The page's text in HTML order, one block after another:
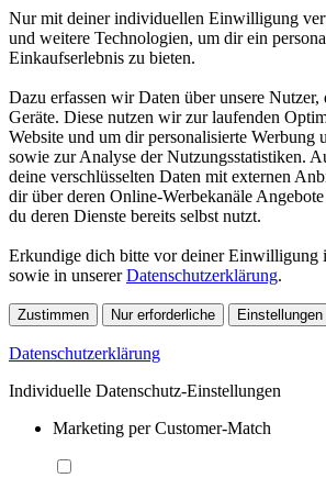
Nur mit deiner individuellen Einwilligung
und weitere Technologien, um dir ein
Einkaufserlebnis zu bieten.
Dazu erfassen wir Daten über unsere Nutzer,
Geräte. Diese nutzen wir zur laufenden
Website und um dir personalisierte Werbung
sowie zur Analyse der Nutzungsstatistiken.
deine verschlüsselten Daten mit externen
dir über deren Online-Werbekanäle
du deren Dienste bereits selbst nutzt.
Erkundige dich bitte vor deiner Einwilligung
sowie in unsererDatenschutzerklärung.
Zustimmen Nur erforderliche
Datenschutzerklärung
Individuelle Datenschutz-Einstellungen
Marketing per Customer-Match